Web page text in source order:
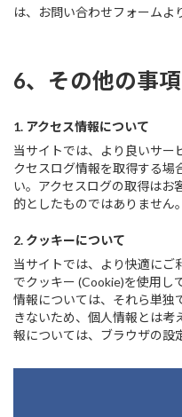
は、お問い合わせフォームよ
6、その他の事項
1. アクセス情報について
当サイトでは、より良いサー
クセスログ情報を取得する場
い。アクセスログの取得はお
的としたものではありません。
2. クッキーについて
当サイトでは、より快適にご
でクッキー (Cookie)を使用し
情報については、それら単独
きないため、個人情報とは考
報については、ブラウザの設